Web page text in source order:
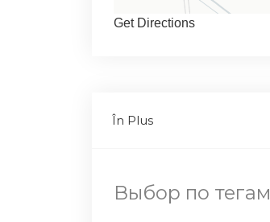
Get Directions
În Plus
Выбор по тегам